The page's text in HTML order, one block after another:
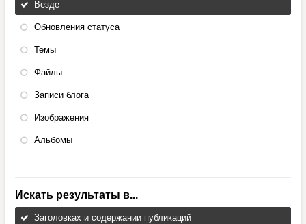
Везде
Обновления статуса
Темы
Файлы
Записи блога
Изображения
Альбомы
Искать результаты в...
Заголовках и содержании публикаций